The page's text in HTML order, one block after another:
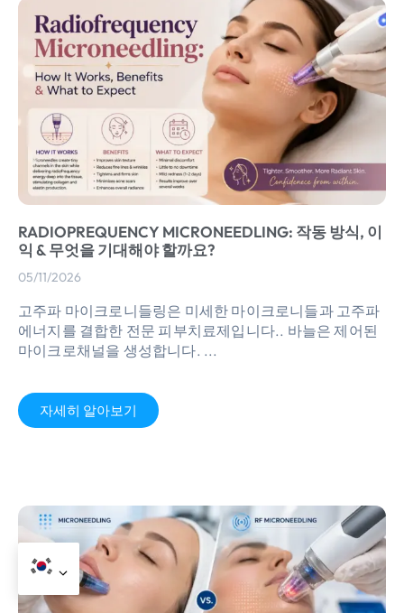
RADIOPREQUENCY MICRONEEDLING: 작동 방식, 이
익 & 무엇을 기대해야 할까요?
05/11/2026
고주파 마이크로니들링은 미세한 마이크로니들과 고주파
에너지를 결합한 전문 피부치료제입니다.. 바늘은 제어된
마이크로채널을 생성합니다. ...
자세히 알아보기